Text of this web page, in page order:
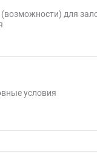
для
условия